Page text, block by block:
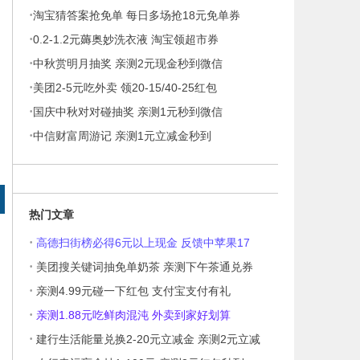
·淘宝猜答案抢免单 每日多场抢18元免单券
·0.2-1.2元薅奥妙洗衣液 淘宝领超市券
·中秋赏明月抽奖 亲测2元现金秒到微信
·美团2-5元吃外卖 领20-15/40-25红包
·国庆中秋对对碰抽奖 亲测1元秒到微信
·中信财富周游记 亲测1元立减金秒到
热门文章
· 高德扫街榜必得6元以上现金 反馈中苹果17
· 美团搜关键词抽免单奶茶 亲测下午茶通兑券
· 亲测4.99元碰一下红包 支付宝支付有礼
· 亲测1.88元吃鲜肉混沌 外卖到家好划算
· 建行生活能量兑换2-20元立减金 亲测2元立减